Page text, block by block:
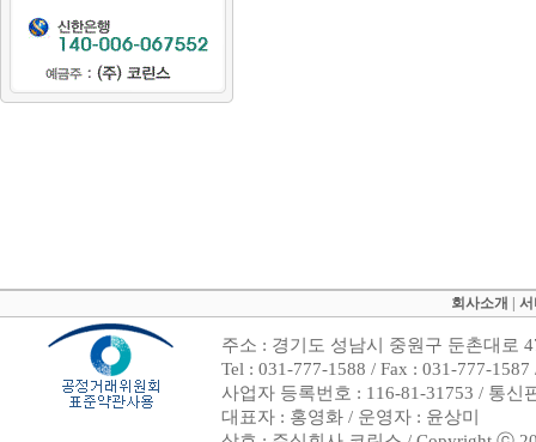
회사소개
주소 : 경기도 성남시 중원구 둔촌대로
Tel : 031-777-1588 / Fax : 031-777-
사업자 등록번호 : 116-81-31753 / 통신
대표자 : 홍영화 / 운영자 : 윤상미